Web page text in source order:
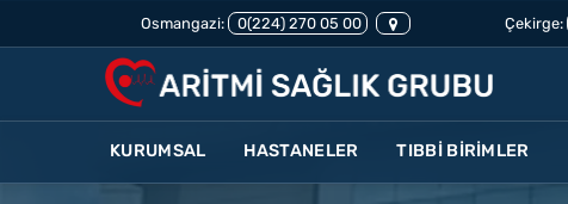
Osmangazi: 0(224) 270 05 00 Çekirge:
KURUMSAL HASTANELER TIBBİ BİRİMLER